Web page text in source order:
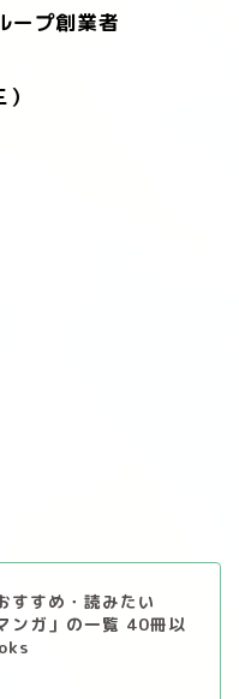
ープ創業者
すすめ・読みたい
ンガ」の一覧 40冊以